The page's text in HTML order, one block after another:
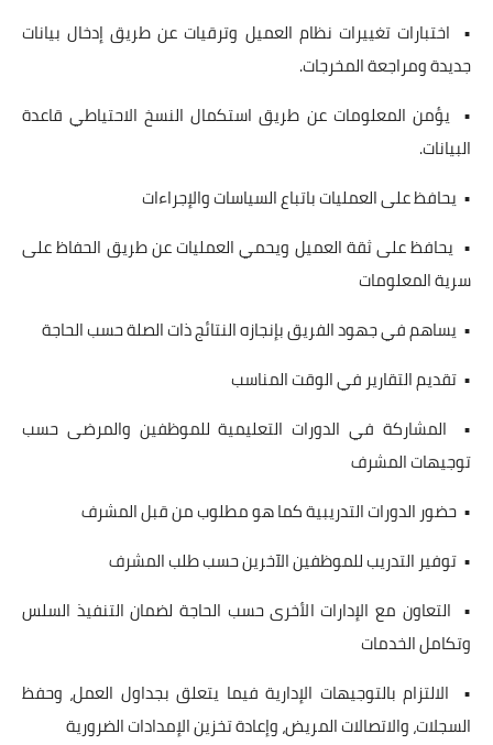
• اختبارات تغييرات نظام العميل وترقيات عن طريق إدخال بيانات
جديدة ومراجعة المخرجات.
• يؤمن المعلومات عن طريق استكمال النسخ الاحتياطي قاعدة
البيانات.
• يحافظ على العمليات باتباع السياسات والإجراءات
• يحافظ على ثقة العميل ويحمي العمليات عن طريق الحفاظ على
سرية المعلومات
• يساهم في جهود الفريق بإنجازه النتائج ذات الصلة حسب الحاجة
• تقديم التقارير في الوقت المناسب
• المشاركة في الدورات التعليمية للموظفين والمرضى حسب
توجيهات المشرف
• حضور الدورات التدريبية كما هو مطلوب من قبل المشرف
• توفير التدريب للموظفين الآخرين حسب طلب المشرف
• التعاون مع الإدارات الأخرى حسب الحاجة لضمان التنفيذ السلس
وتكامل الخدمات
• الالتزام بالتوجيهات الإدارية فيما يتعلق بجداول العمل، وحفظ
السجلات، والاتصالات المريض، وإعادة تخزين الإمدادات الضرورية